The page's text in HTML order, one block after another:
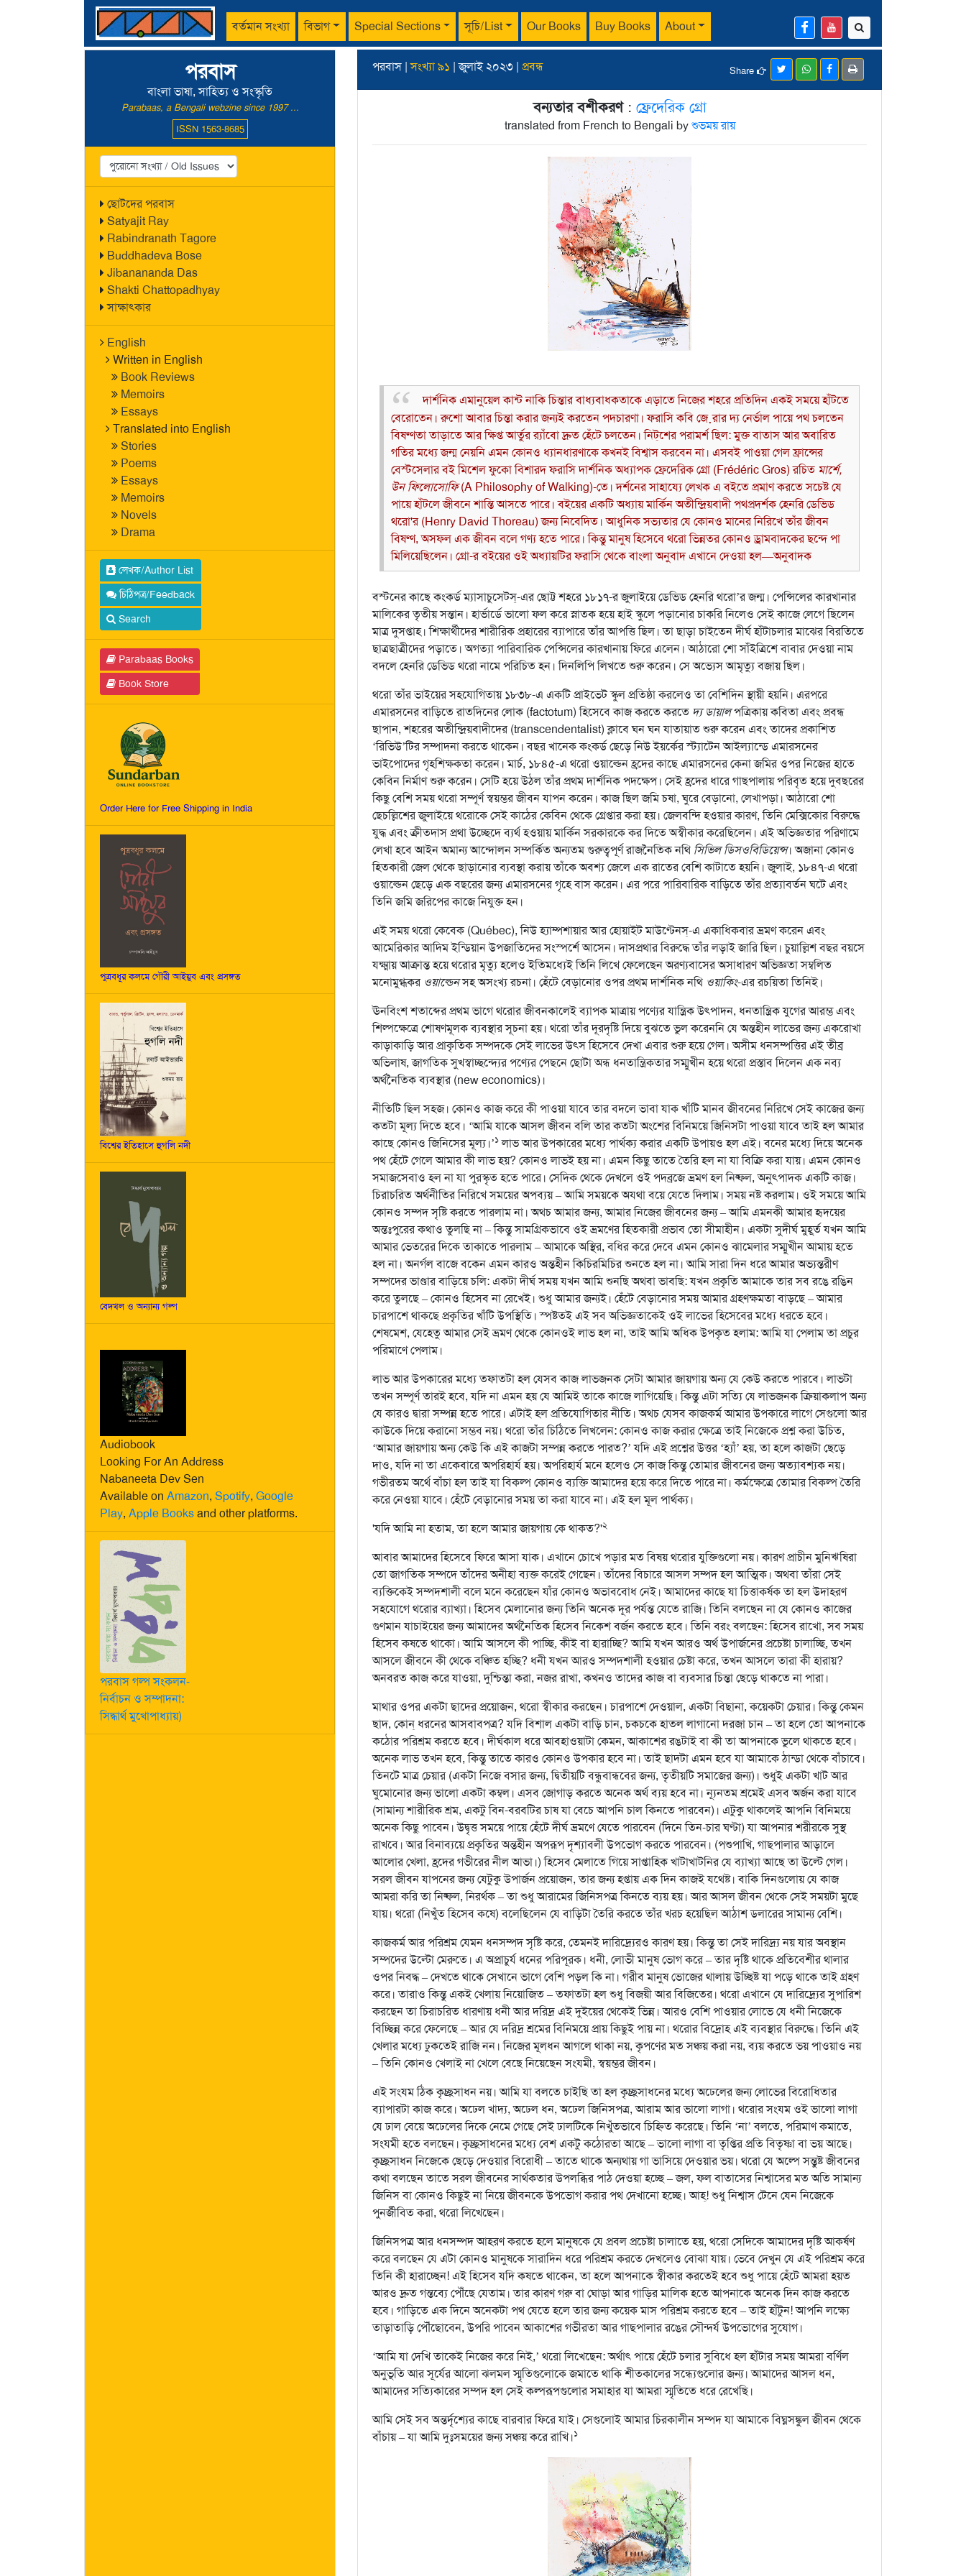
বর্তমান সংখ্যা বিভাগ Special Sections সূচি/List Our Books Buy Books About
পরবাস
বাংলা ভাষা, সাহিত্য ও সংস্কৃতি
Parabaas, a Bengali webzine since 1997 ...
ISSN 1563-8685
ছোটদের পরবাস
Satyajit Ray
Rabindranath Tagore
Buddhadeva Bose
Jibanananda Das
Shakti Chattopadhyay
সাক্ষাৎকার
English
Written in English
Book Reviews
Memoirs
Essays
Translated into English
Stories
Poems
Essays
Memoirs
Novels
Drama
লেখক/Author List
চিঠিপত্র/Feedback
Search
Parabaas Books
Book Store
Order Here for Free Shipping in India
পুত্রবধূর কলমে গৌরী আইয়ুব এবং প্রসঙ্গত
বিশ্বের ইতিহাসে হুগলি নদী
বেদখল ও অন্যান্য গল্প
Audiobook
Looking For An Address
Nabaneeta Dev Sen
Available on Amazon, Spotify, Google
Play, Apple Booksand other platforms.
পরবাস গল্প সংকলন-
নির্বাচন ও সম্পাদনা:
সিদ্ধার্থ মুখোপাধ্যায়)
পরবাস |সংখ্যা ৯১ | জুলাই ২০২৩ | প্রবন্ধ Share
বন্যতার বশীকরণ: ফ্রেদেরিক গ্রো
translated from French to Bengali byশুভময় রায়
দার্শনিক এমানুয়েল কান্ট নাকি চিন্তার বাধ্যবাধকতাকে এড়াতে নিজের শহরে প্রতিদিন একই সময়ে হাঁটতে
বেরোতেন। রুশো আবার চিন্তা করার জন্যই করতেন পদচারণা। ফরাসি কবি জ়েরার দ্য নের্ভাল পায়ে পথ চলতেন
বিষণ্ণতা তাড়াতে আর ক্ষিপ্ত আর্তুর র‌্যাঁবো দ্রুত হেঁটে চলতেন। নিট্‌শের পরামর্শ ছিল: মুক্ত বাতাস আর অবারিত
গতির মধ্যে জন্ম নেয়নি এমন কোনও ধ্যানধারণাকে কখনই বিশ্বাস করবেন না। এসবই পাওয়া গেল ফ্রান্সের
বেস্টসেলার বই মিশেল ফুকো বিশারদ ফরাসি দার্শনিক অধ্যাপক ফ্রেদেরিক গ্রো (Frédéric Gros) রচিত মার্শে,
উন ফিলোসোফি(A Philosophy of Walking)-তে। দর্শনের সাহায্যে লেখক এ বইতে প্রমাণ করতে সচেষ্ট যে
পায়ে হাঁটলে জীবনে শান্তি আসতে পারে। বইয়ের একটি অধ্যায় মার্কিন অতীন্দ্রিয়বাদী পথপ্রদর্শক হেনরি ডেভিড
থরো'র (Henry David Thoreau) জন্য নিবেদিত। আধুনিক সভ্যতার যে কোনও মানের নিরিখে তাঁর জীবন
বিষণ্ণ, অসফল এক জীবন বলে গণ্য হতে পারে। কিন্তু মানুষ হিসেবে থরো ভিন্নতর কোনও ড্রামবাদকের ছন্দে পা
মিলিয়েছিলেন। গ্রো-র বইয়ের ওই অধ্যায়টির ফরাসি থেকে বাংলা অনুবাদ এখানে দেওয়া হল—অনুবাদক
বস্টনের কাছে কংকর্ড ম্যাসাচুসেটস্‌-এর ছোট্ট শহরে ১৮১৭-র জুলাইয়ে ডেভিড হেনরি থরো’র জন্ম। পেন্সিলের কারখানার
মালিকের তৃতীয় সন্তান। হার্ভার্ডে ভালো ফল করে স্নাতক হয়ে হাই স্কুলে পড়ানোর চাকরি নিলেও সেই কাজে লেগে ছিলেন
মাত্র দুসপ্তাহ। শিক্ষার্থীদের শারীরিক প্রহারের ব্যাপারে তাঁর আপত্তি ছিল। তা ছাড়া চাইতেন দীর্ঘ হাঁটাচলার মাঝের বিরতিতে
ছাত্রছাত্রীদের পড়াতে। অগত্যা পারিবারিক পেন্সিলের কারখানায় ফিরে এলেন। আঠারো শো সাঁইত্রিশে বাবার দেওয়া নাম
বদলে হেনরি ডেভিড থরো নামে পরিচিত হন। দিনলিপি লিখতে শুরু করেন। সে অভ্যেস আমৃত্যু বজায় ছিল।
থরো তাঁর ভাইয়ের সহযোগিতায় ১৮৩৮-এ একটি প্রাইভেট স্কুল প্রতিষ্ঠা করলেও তা বেশিদিন স্থায়ী হয়নি। এরপরে
এমারসনের বাড়িতে রাতদিনের লোক (factotum) হিসেবে কাজ করতে করতে দ্য ডায়ালপত্রিকায় কবিতা এবং প্রবন্ধ
ছাপান, শহরের অতীন্দ্রিয়বাদীদের (transcendentalist) ক্লাবে ঘন ঘন যাতায়াত শুরু করেন এবং তাদের প্রকাশিত
‘রিভিউ’টির সম্পাদনা করতে থাকেন। বছর খানেক কংকর্ড ছেড়ে নিউ ইয়র্কের স্ট্যাটেন আইল্যান্ডে এমারসনের
ভাইপোদের গৃহশিক্ষকতা করেন। মার্চ, ১৮৪৫-এ থরো ওয়াল্ডেন হ্রদের কাছে এমারসনের কেনা জমির ওপর নিজের হাতে
কেবিন নির্মাণ শুরু করেন। সেটি হয়ে উঠল তাঁর প্রথম দার্শনিক পদক্ষেপ। সেই হ্রদের ধারে গাছপালায় পরিবৃত হয়ে দুবছরের
কিছু বেশি সময় থরো সম্পূর্ণ স্বয়ম্ভর জীবন যাপন করেন। কাজ ছিল জমি চষা, ঘুরে বেড়ানো, লেখাপড়া। আঠারো শো
ছেচল্লিশের জুলাইয়ে থরোকে সেই কাঠের কেবিন থেকে গ্রেপ্তার করা হয়। জেলবন্দি হওয়ার কারণ, তিনি মেক্সিকোর বিরুদ্ধে
যুদ্ধ এবং ক্রীতদাস প্রথা উচ্ছেদে ব্যর্থ হওয়ায় মার্কিন সরকারকে কর দিতে অস্বীকার করেছিলেন। এই অভিজ্ঞতার পরিণামে
লেখা হবে আইন অমান্য আন্দোলন সম্পর্কিত অন্যতম গুরুত্বপূর্ণ রাজনৈতিক নথি সিভিল ডিসওবিডিয়েন্স। অজানা কোনও
হিতকারী জেল থেকে ছাড়ানোর ব্যবস্থা করায় তাঁকে অবশ্য জেলে এক রাতের বেশি কাটাতে হয়নি। জুলাই, ১৮৪৭-এ থরো
ওয়াল্ডেন ছেড়ে এক বছরের জন্য এমারসনের গৃহে বাস করেন। এর পরে পারিবারিক বাড়িতে তাঁর প্রত্যাবর্তন ঘটে এবং
তিনি জমি জরিপের কাজে নিযুক্ত হন।
এই সময় থরো কেবেক (Québec), নিউ হ্যাম্পশায়ার আর হোয়াইট মাউণ্টেনস্‌-এ একাধিকবার ভ্রমণ করেন এবং
আমেরিকার আদিম ইন্ডিয়ান উপজাতিদের সংস্পর্শে আসেন। দাসপ্রথার বিরুদ্ধে তাঁর লড়াই জারি ছিল। চুয়াল্লিশ বছর বয়সে
যক্ষ্মায় আক্রান্ত হয়ে থরোর মৃত্যু হলেও ইতিমধ্যেই তিনি লিখে ফেলেছেন অরণ্যবাসের অসাধারণ অভিজ্ঞতা সম্বলিত
মনোমুগ্ধকর ওয়াল্ডেনসহ অসংখ্য রচনা। হেঁটে বেড়ানোর ওপর প্রথম দার্শনিক নথি ওয়াকিং-এর রচয়িতা তিনিই।
ঊনবিংশ শতাব্দের প্রথম ভাগে থরোর জীবনকালেই ব্যাপক মাত্রায় পণ্যের যান্ত্রিক উৎপাদন, ধনতান্ত্রিক যুগের আরম্ভ এবং
শিল্পক্ষেত্রে শোষণমূলক ব্যবস্থার সূচনা হয়। থরো তাঁর দূরদৃষ্টি দিয়ে বুঝতে ভুল করেননি যে অন্তহীন লাভের জন্য একরোখা
কাড়াকাড়ি আর প্রাকৃতিক সম্পদকে সেই লাভের উৎস হিসেবে দেখা এবার শুরু হয়ে গেল। অসীম ধনসম্পত্তির এই তীব্র
অভিলাষ, জাগতিক সুখস্বাচ্ছন্দ্যের পণ্যের পেছনে ছোটা অন্ধ ধনতান্ত্রিকতার সম্মুখীন হয়ে থরো প্রস্তাব দিলেন এক নব্য
অর্থনৈতিক ব্যবস্থার (new economics)।
নীতিটি ছিল সহজ। কোনও কাজ করে কী পাওয়া যাবে তার বদলে ভাবা যাক খাঁটি মানব জীবনের নিরিখে সেই কাজের জন্য
কতটা মূল্য দিতে হবে। ‘আমি যাকে আসল জীবন বলি তার কতটা অংশের বিনিময়ে জিনিসটা পাওয়া যাবে তাই হল আমার
কাছে কোনও জিনিসের মূল্য।’১লাভ আর উপকারের মধ্যে পার্থক্য করার একটি উপায়ও হল এই। বনের মধ্যে দিয়ে অনেক
পথ হেঁটে গেলে আমার কী লাভ হয়? কোনও লাভই হয় না। এমন কিছু তাতে তৈরি হল না যা বিক্রি করা যায়। এমন কোনও
সমাজসেবাও হল না যা পুরস্কৃত হতে পারে। সেদিক থেকে দেখলে ওই পদব্রজে ভ্রমণ হল নিষ্ফল, অনুৎপাদক একটি কাজ।
চিরাচরিত অর্থনীতির নিরিখে সময়ের অপব্যয় – আমি সময়কে অযথা বয়ে যেতে দিলাম। সময় নষ্ট করলাম। ওই সময়ে আমি
কোনও সম্পদ সৃষ্টি করতে পারলাম না। অথচ আমার জন্য, আমার নিজের জীবনের জন্য – আমি এমনকী আমার হৃদয়ের
অন্তঃপুরের কথাও তুলছি না – কিন্তু সামগ্রিকভাবে ওই ভ্রমণের হিতকারী প্রভাব তো সীমাহীন। একটা সুদীর্ঘ মুহূর্ত যখন আমি
আমার ভেতরের দিকে তাকাতে পারলাম – আমাকে অস্থির, বধির করে দেবে এমন কোনও ঝামেলার সম্মুখীন আমায় হতে
হল না। অনর্গল বাজে বকেন এমন কারও অন্তহীন কিচিরমিচির শুনতে হল না। আমি সারা দিন ধরে আমার অভ্যন্তরীণ
সম্পদের ভাণ্ডার বাড়িয়ে চলি: একটা দীর্ঘ সময় যখন আমি শুনছি অথবা ভাবছি: যখন প্রকৃতি আমাকে তার সব রঙে রঙিন
করে তুলছে – কোনও হিসেব না রেখেই। শুধু আমার জন্যই। হেঁটে বেড়ানোর সময় আমার গ্রহণক্ষমতা বাড়ছে – আমার
চারপাশে থাকছে প্রকৃতির খাঁটি উপস্থিতি। স্পষ্টতই এই সব অভিজ্ঞতাকেই ওই লাভের হিসেবের মধ্যে ধরতে হবে।
শেষমেশ, যেহেতু আমার সেই ভ্রমণ থেকে কোনওই লাভ হল না, তাই আমি অধিক উপকৃত হলাম: আমি যা পেলাম তা প্রচুর
পরিমাণে পেলাম।
লাভ আর উপকারের মধ্যে তফাতটা হল যেসব কাজ লাভজনক সেটা আমার জায়গায় অন্য যে কেউ করতে পারবে। লাভটা
তখন সম্পূর্ণ তারই হবে, যদি না এমন হয় যে আমিই তাকে কাজে লাগিয়েছি। কিন্তু এটা সত্যি যে লাভজনক ক্রিয়াকলাপ অন্য
যে কারও দ্বারা সম্পন্ন হতে পারে। এটাই হল প্রতিযোগিতার নীতি। অথচ যেসব কাজকর্ম আমার উপকারে লাগে সেগুলো আর
কাউকে দিয়ে করানো সম্ভব নয়। থরো তাঁর চিঠিতে লিখলেন: কোনও কাজ করার ক্ষেত্রে তাই নিজেকে প্রশ্ন করা উচিত,
‘আমার জায়গায় অন্য কেউ কি এই কাজটা সম্পন্ন করতে পারত?’ যদি এই প্রশ্নের উত্তর ‘হ্যাঁ’ হয়, তা হলে কাজটা ছেড়ে
দাও, যদি না তা একেবারে অপরিহার্য হয়। অপরিহার্য মনে হলেও সে কাজ কিন্তু তোমার জীবনের জন্য অত্যাবশ্যক নয়।
গভীরতম অর্থে বাঁচা হল তাই যা বিকল্প কোনও ব্যক্তি আমাদের হয়ে করে দিতে পারে না। কর্মক্ষেত্রে তোমার বিকল্প তৈরি
করে নেওয়া যাবে। হেঁটে বেড়ানোর সময় তা করা যাবে না। এই হল মূল পার্থক্য।
'যদি আমি না হতাম, তা হলে আমার জায়গায় কে থাকত?'২
আবার আমাদের হিসেবে ফিরে আসা যাক। এখানে চোখে পড়ার মত বিষয় থরোর যুক্তিগুলো নয়। কারণ প্রাচীন মুনিঋষিরা
তো জাগতিক সম্পদে তাঁদের অনীহা ব্যক্ত করেই গেছেন। তাঁদের বিচারে আসল সম্পদ হল আত্মিক। অথবা তাঁরা সেই
ব্যক্তিকেই সম্পদশালী বলে মনে করেছেন যাঁর কোনও অভাববোধ নেই। আমাদের কাছে যা চিত্তাকর্ষক তা হল উদাহরণ
সহযোগে থরোর ব্যাখ্যা। হিসেব মেলানোর জন্য তিনি অনেক দূর পর্যন্ত যেতে রাজি। তিনি বলছেন না যে কোনও কাজের
গুণমান যাচাইয়ের জন্য আমাদের অর্থনৈতিক হিসেব নিকেশ বর্জন করতে হবে। তিনি বরং বলছেন: হিসেব রাখো, সব সময়
হিসেব কষতে থাকো। আমি আসলে কী পাচ্ছি, কীই বা হারাচ্ছি? আমি যখন আরও অর্থ উপার্জনের প্রচেষ্টা চালাচ্ছি, তখন
আসলে জীবনে কী থেকে বঞ্চিত হচ্ছি? ধনী যখন আরও সম্পদশালী হওয়ার চেষ্টা করে, তখন আসলে তারা কী হারায়?
অনবরত কাজ করে যাওয়া, দুশ্চিন্তা করা, নজর রাখা, কখনও তাদের কাজ বা ব্যবসার চিন্তা ছেড়ে থাকতে না পারা।
মাথার ওপর একটা ছাদের প্রয়োজন, থরো স্বীকার করছেন। চারপাশে দেওয়াল, একটা বিছানা, কয়েকটা চেয়ার। কিন্তু কেমন
ছাদ, কোন্‌ ধরনের আসবাবপত্র? যদি বিশাল একটা বাড়ি চান, চকচকে হাতল লাগানো দরজা চান – তা হলে তো আপনাকে
কঠোর পরিশ্রম করতে হবে। দীর্ঘকাল ধরে আবহাওয়াটা কেমন, আকাশের রঙটাই বা কী তা আপনাকে ভুলে থাকতে হবে।
অনেক লাভ তখন হবে, কিন্তু তাতে কারও কোনও উপকার হবে না। তাই ছাদটা এমন হবে যা আমাকে ঠান্ডা থেকে বাঁচাবে।
তিনটে মাত্র চেয়ার (একটা নিজে বসার জন্য, দ্বিতীয়টি বন্ধুবান্ধবের জন্য, তৃতীয়টি সমাজের জন্য)। শুধুই একটা খাট আর
ঘুমোনোর জন্য ভালো একটা কম্বল। এসব জোগাড় করতে অনেক অর্থ ব্যয় হবে না। ন্যূনতম শ্রমেই এসব অর্জন করা যাবে
(সামান্য শারীরিক শ্রম, একটু বিন-বরবটির চাষ যা বেচে আপনি চাল কিনতে পারবেন)। এটুকু থাকলেই আপনি বিনিময়ে
অনেক কিছু পাবেন। উদ্বৃত্ত সময়ে পায়ে হেঁটে দীর্ঘ ভ্রমণে যেতে পারবেন (দিনে তিন-চার ঘণ্টা) যা আপনার শরীরকে সুস্থ
রাখবে। আর বিনাব্যয়ে প্রকৃতির অন্তহীন অপরূপ দৃশ্যাবলী উপভোগ করতে পারবেন। (পশুপাখি, গাছপালার আড়ালে
আলোর খেলা, হ্রদের গভীরের নীল আভা।) হিসেব মেলাতে গিয়ে সাপ্তাহিক খাটাখাটনির যে ব্যাখ্যা আছে তা উল্টে গেল।
সরল জীবন যাপনের জন্য যেটুকু উপার্জন প্রয়োজন, তার জন্য হপ্তায় এক দিন কাজই যথেষ্ট। বাকি দিনগুলোয় যে কাজ
আমরা করি তা নিষ্ফল, নিরর্থক – তা শুধু আরামের জিনিসপত্র কিনতে ব্যয় হয়। আর আসল জীবন থেকে সেই সময়টা মুছে
যায়। থরো (নিখুঁত হিসেব কষে) বলেছিলেন যে বাড়িটা তৈরি করতে তাঁর খরচ হয়েছিল আঠাশ ডলারের সামান্য বেশি।
কাজকর্ম আর পরিশ্রম যেমন ধনসম্পদ সৃষ্টি করে, তেমনই দারিদ্র্যেরও কারণ হয়। কিন্তু তা সেই দারিদ্র্য নয় যার অবস্থান
সম্পদের উল্টো মেরুতে। এ অপ্রাচুর্য ধনের পরিপূরক। ধনী, লোভী মানুষ ভোগ করে – তার দৃষ্টি থাকে প্রতিবেশীর থালার
ওপর নিবদ্ধ – দেখতে থাকে সেখানে ভাগে বেশি পড়ল কি না। গরীব মানুষ ভোজের থালায় উচ্ছিষ্ট যা পড়ে থাকে তাই গ্রহণ
করে। তারাও কিন্তু একই খেলায় নিয়োজিত – তফাতটা হল শুধু বিজয়ী আর বিজিতের। থরো এখানে যে দারিদ্র্যের সুপারিশ
করছেন তা চিরাচরিত ধারণায় ধনী আর দরিদ্র এই দুইয়ের থেকেই ভিন্ন। আরও বেশি পাওয়ার লোভে যে ধনী নিজেকে
বিচ্ছিন্ন করে ফেলেছে – আর যে দরিদ্র শ্রমের বিনিময়ে প্রায় কিছুই পায় না। থরোর বিদ্রোহ এই ব্যবস্থার বিরুদ্ধে। তিনি এই
খেলার মধ্যে ঢুকতেই রাজি নন। নিজের মূলধন আগলে থাকা নয়, কৃপণের মত সঞ্চয় করা নয়, ব্যয় করতে ভয় পাওয়াও নয়
– তিনি কোনও খেলাই না খেলে বেছে নিয়েছেন সংযমী, স্বয়ম্ভর জীবন।
এই সংযম ঠিক কৃচ্ছ্রসাধন নয়। আমি যা বলতে চাইছি তা হল কৃচ্ছ্রসাধনের মধ্যে অঢেলের জন্য লোভের বিরোধিতার
ব্যাপারটা কাজ করে। অঢেল খাদ্য, অঢেল ধন, অঢেল জিনিসপত্র, আরাম আর ভালো লাগা। থরোর সংযম ওই ভালো লাগা
যে ঢাল বেয়ে অঢেলের দিকে নেমে গেছে সেই ঢালটিকে নিখুঁতভাবে চিহ্নিত করেছে। তিনি ‘না’ বলতে, পরিমাণ কমাতে,
সংযমী হতে বলছেন। কৃচ্ছ্রসাধনের মধ্যে বেশ একটু কঠোরতা আছে – ভালো লাগা বা তৃপ্তির প্রতি বিতৃষ্ণা বা ভয় আছে।
কৃচ্ছ্রসাধন নিজেকে ছেড়ে দেওয়ার বিরোধী – তাতে থাকে অন্যথায় গা ভাসিয়ে দেওয়ার ভয়। থরো যে অল্পে সন্তুষ্ট জীবনের
কথা বলছেন তাতে সরল জীবনের সার্থকতার উপলব্ধির পাঠ দেওয়া হচ্ছে – জল, ফল বাতাসের নিশ্বাসের মত অতি সামান্য
জিনিস বা কোনও কিছুই না নিয়ে জীবনকে উপভোগ করার পথ দেখানো হচ্ছে। আহ্‌! শুধু নিশ্বাস টেনে যেন নিজেকে
পুনর্জীবিত করা, থরো লিখেছেন।
জিনিসপত্র আর ধনসম্পদ আহরণ করতে হলে মানুষকে যে প্রবল প্রচেষ্টা চালাতে হয়, থরো সেদিকে আমাদের দৃষ্টি আকর্ষণ
করে বলছেন যে এটা কোনও মানুষকে সারাদিন ধরে পরিশ্রম করতে দেখলেও বোঝা যায়। ভেবে দেখুন যে এই পরিশ্রম করে
তিনি কী হারাচ্ছেন! এই হিসেব যদি কষতে থাকেন, তা হলে আপনাকে স্বীকার করতেই হবে শুধু পায়ে হেঁটে আমরা হয়ত
আরও দ্রুত গন্তব্যে পৌঁছে যেতাম। তার কারণ গরু বা ঘোড়া আর গাড়ির মালিক হতে আপনাকে অনেক দিন কাজ করতে
হবে। গাড়িতে এক দিনে অনেকটা পথ যেতে হলে তার জন্য কয়েক মাস পরিশ্রম করতে হবে – তাই হাঁটুন! আপনি লক্ষ্যে
তাড়াতাড়ি পৌঁছোবেন, উপরি পাবেন আকাশের গভীরতা আর গাছপালার রঙের সৌন্দর্য উপভোগের সুযোগ।
‘আমি যা দেখি তাকেই নিজের করে নিই,’ থরো লিখেছেন: অর্থাৎ পায়ে হেঁটে চলার সুবিধে হল হাঁটার সময় আমরা বর্ণিল
অনুভূতি আর সূর্যের আলো ঝলমল স্মৃতিগুলোকে জমাতে থাকি শীতকালের সন্ধ্যেগুলোর জন্য। আমাদের আসল ধন,
আমাদের সত্যিকারের সম্পদ হল সেই কল্পরূপগুলোর সমাহার যা আমরা স্মৃতিতে ধরে রেখেছি।
আমি সেই সব অন্তর্দৃশ্যের কাছে বারবার ফিরে যাই। সেগুলোই আমার চিরকালীন সম্পদ যা আমাকে বিঘ্নসঙ্কুল জীবন থেকে
বাঁচায় – যা আমি দুঃসময়ের জন্য সঞ্চয় করে রাখি।১